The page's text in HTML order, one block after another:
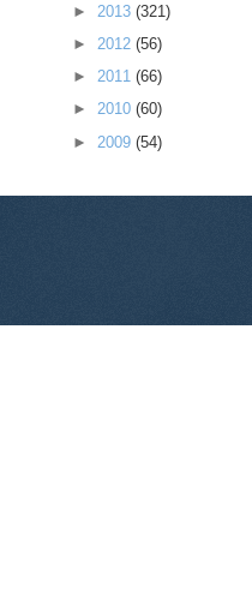
► 2013 (321)
► 2012 (56)
► 2011 (66)
► 2010 (60)
► 2009 (54)